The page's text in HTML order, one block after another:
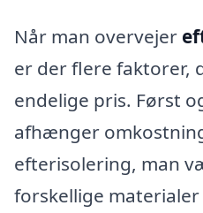
Når man overvejer
er der flere faktorer,
endelige pris. Først
afhænger
efterisolering, man
forskellige